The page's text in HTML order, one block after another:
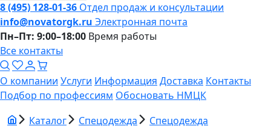
8 (495) 128-01-36 Отдел продаж и консультации
info@novatorgk.ru Электронная почта
Пн–Пт: 9:00–18:00 Время работы
Все контакты
О компании Услуги Информация Доставка Контакты
Подбор по профессиям Обосновать НМЦК
Каталог
Спецодежда
Спецодежда